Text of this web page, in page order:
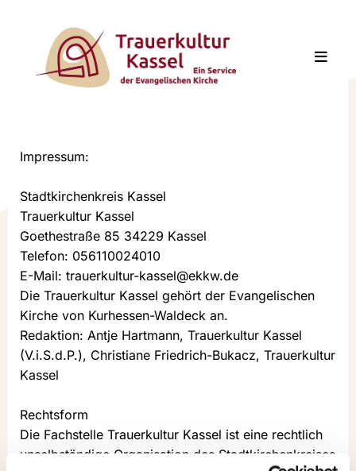
Impressum:
Stadtkirchenkreis Kassel
Trauerkultur Kassel
Goethestraße 85 34229 Kassel
Telefon: 056110024010
E-Mail: trauerkultur-kassel@ekkw.de
Die Trauerkultur Kassel gehört der Evangelischen
Kirche von Kurhessen-Waldeck an.
Redaktion: Antje Hartmann, Trauerkultur Kassel
(V.i.S.d.P.), Christiane Friedrich-Bukacz, Trauerkultur
Kassel
Rechtsform
Die Fachstelle Trauerkultur Kassel ist eine rechtlich
unselbständige Organisation des Stadtkirchenkreises